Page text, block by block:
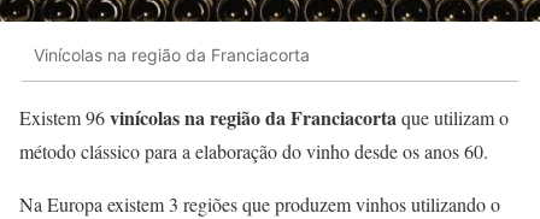
Vinícolas na região da Franciacorta
Existem 96vinícolas na região da Franciacortaque utilizam o
método clássico para a elaboração do vinho desde os anos 60.
Na Europa existem 3 regiões que produzem vinhos utilizando o